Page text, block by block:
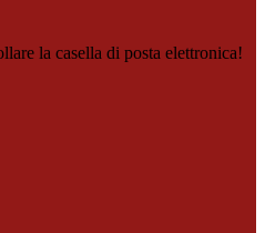
la casella di posta elettronica!